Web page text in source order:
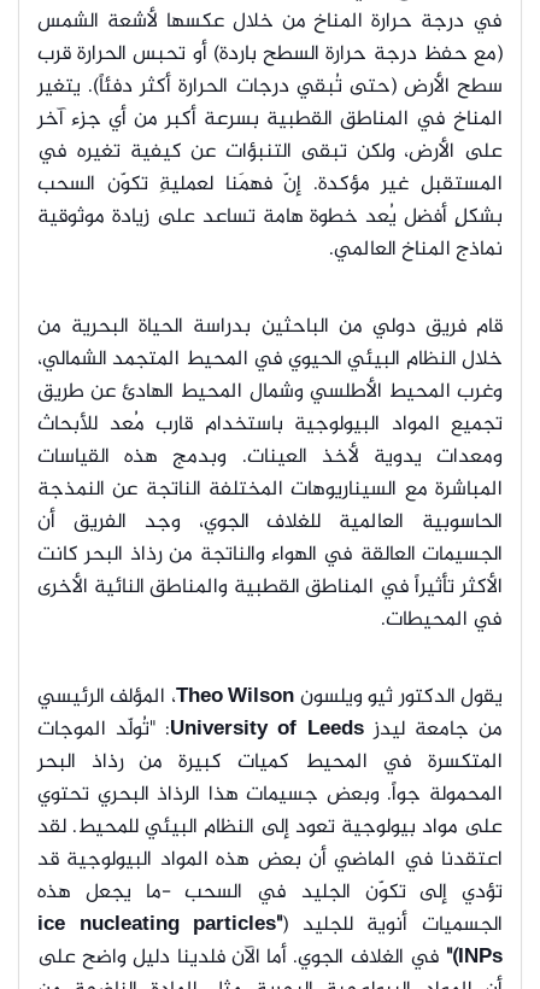
في درجة حرارة المناخ من خلال عكسها لأشعة الشمس
(مع حفظ درجة حرارة السطح باردة) أو تحبس الحرارة قرب
سطح الأرض (حتى تُبقي درجات الحرارة أكثر دفئاً). يتغير
المناخ في المناطق القطبية بسرعة أكبر من أي جزء آخر
على الأرض، ولكن تبقى التنبؤات عن كيفية تغيره في
المستقبل غير مؤكدة. إنّ فهمَنا لعمليةِ تكوّن السحب
بشكلٍ أفضل يُعد خطوة هامة تساعد على زيادة موثوقية
نماذج المناخ العالمي.
قام فريق دولي من الباحثين بدراسة الحياة البحرية من
خلال النظام البيئي الحيوي في المحيط المتجمد الشمالي،
وغرب المحيط الأطلسي وشمال المحيط الهادئ عن طريق
تجميع المواد البيولوجية باستخدام قارب مُعد للأبحاث
ومعدات يدوية لأخذ العينات. وبدمج هذه القياسات
المباشرة مع السيناريوهات المختلفة الناتجة عن النمذجة
الحاسوبية العالمية للغلاف الجوي، وجد الفريق أن
الجسيمات العالقة في الهواء والناتجة من رذاذ البحر كانت
الأكثر تأثيراً في المناطق القطبية والمناطق النائية الأخرى
في المحيطات.
يقول الدكتور ثيو ويلسونTheo Wilson، المؤلف الرئيسي
من جامعة ليدزUniversity of Leeds
: "تُولّد الموجات
المتكسرة في المحيط كميات كبيرة من رذاذ البحر
المحمولة جواً. وبعض جسيمات هذا الرذاذ البحري تحتوي
على مواد بيولوجية تعود إلى النظام البيئي للمحيط. لقد
اعتقدنا في الماضي أن بعض هذه المواد البيولوجية قد
تؤدي إلى تكوّن الجليد في السحب -ما يجعل هذه
الجسميات أنوية للجليد (ice nucleating particles"
(INPs" في الغلاف الجوي. أما الآن فلدينا دليل واضح على